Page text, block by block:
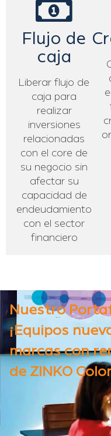
Flujo de
caja
Liberar flujo de
caja para
realizar
inversiones
relacionadas
con el core de
su negocio sin
afectar su
capacidad de
endeudamiento
con el sector
financiero
Nuestro
¡Equipos
marcas con
de ZINKO